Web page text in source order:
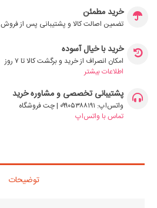
خرید مطمئن
تضمین اصالت کالا و پشتیبانی پس از فروش
خرید با خیال آسوده
امکان انصراف از خرید و برگشت کالا تا ۷ روز
اطلاعات بیشتر
پشتیبانی تخصصی و مشاوره خرید
واتس‌اپ: ۰۹۹۰۵۳۸۸۱۹۱ | چت فروشگاه
تماس با واتس‌اپ
توضیحات